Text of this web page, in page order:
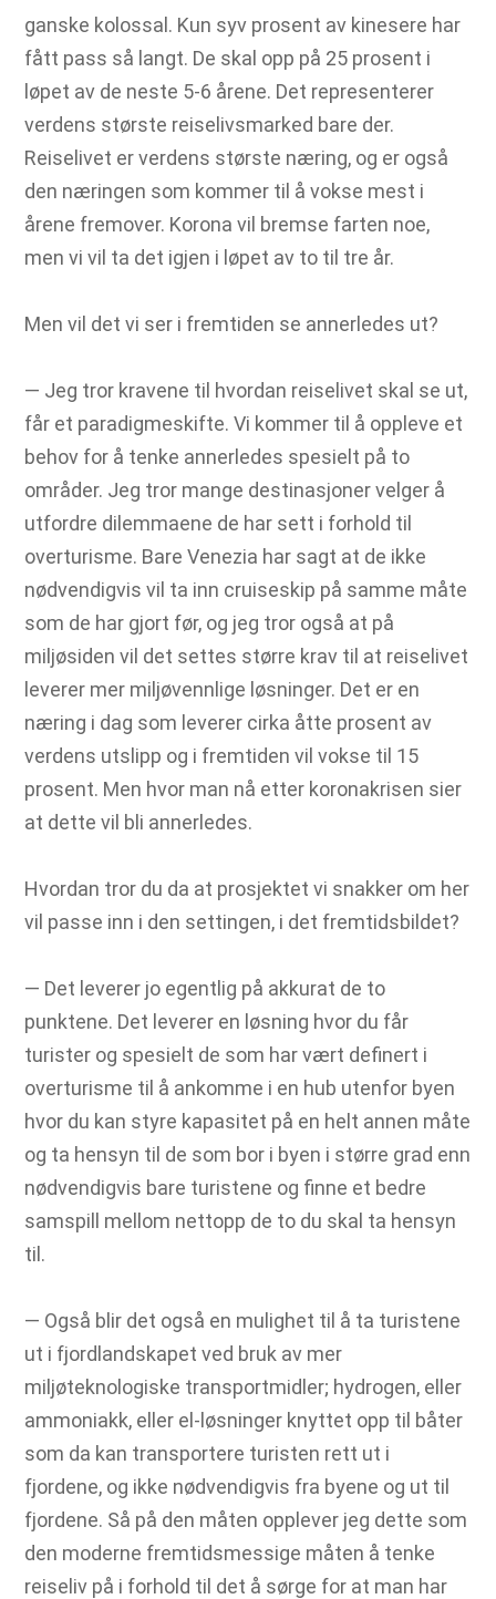
ganske kolossal. Kun syv prosent av kinesere har
fått pass så langt. De skal opp på 25 prosent i
løpet av de neste 5-6 årene. Det representerer
verdens største reiselivsmarked bare der.
Reiselivet er verdens største næring, og er også
den næringen som kommer til å vokse mest i
årene fremover. Korona vil bremse farten noe,
men vi vil ta det igjen i løpet av to til tre år.
Men vil det vi ser i fremtiden se annerledes ut?
― Jeg tror kravene til hvordan reiselivet skal se ut,
får et paradigmeskifte. Vi kommer til å oppleve et
behov for å tenke annerledes spesielt på to
områder. Jeg tror mange destinasjoner velger å
utfordre dilemmaene de har sett i forhold til
overturisme. Bare Venezia har sagt at de ikke
nødvendigvis vil ta inn cruiseskip på samme måte
som de har gjort før, og jeg tror også at på
miljøsiden vil det settes større krav til at reiselivet
leverer mer miljøvennlige løsninger. Det er en
næring i dag som leverer cirka åtte prosent av
verdens utslipp og i fremtiden vil vokse til 15
prosent. Men hvor man nå etter koronakrisen sier
at dette vil bli annerledes.
Hvordan tror du da at prosjektet vi snakker om her
vil passe inn i den settingen, i det fremtidsbildet?
― Det leverer jo egentlig på akkurat de to
punktene. Det leverer en løsning hvor du får
turister og spesielt de som har vært definert i
overturisme til å ankomme i en hub utenfor byen
hvor du kan styre kapasitet på en helt annen måte
og ta hensyn til de som bor i byen i større grad enn
nødvendigvis bare turistene og finne et bedre
samspill mellom nettopp de to du skal ta hensyn
til.
― Også blir det også en mulighet til å ta turistene
ut i fjordlandskapet ved bruk av mer
miljøteknologiske transportmidler; hydrogen, eller
ammoniakk, eller el-løsninger knyttet opp til båter
som da kan transportere turisten rett ut i
fjordene, og ikke nødvendigvis fra byene og ut til
fjordene. Så på den måten opplever jeg dette som
den moderne fremtidsmessige måten å tenke
reiseliv på i forhold til det å sørge for at man har